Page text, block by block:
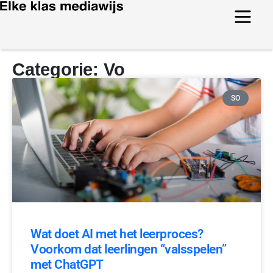
Categorie: Vo
SO
Wat doet AI met het leerproces?
Voorkom dat leerlingen “valsspelen”
met ChatGPT